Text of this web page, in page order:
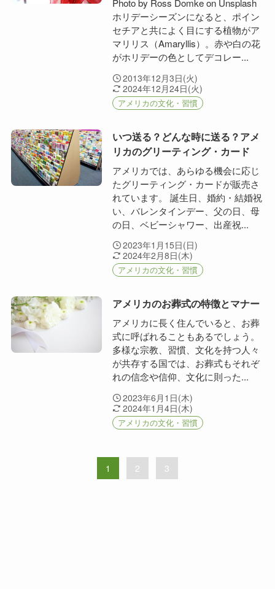
Photo by Ross Domke on Unsplash
ホリデーシーズンになると、ポイン
セチアと共によく目にする植物がア
マリリス（Amaryllis）。赤や白の花
がホリデーの色としてデコレー...
2013年12月3日(火)
2024年12月24日(火)
アメリカの文化・習慣
いつ送る？どんな時に送る？アメ
リカのグリーティング・カード
アメリカでは、あらゆる機会に応じ
たグリーティング・カードが販売さ
れています。 誕生日、婚約・結婚祝
い、バレンタインデー、父の日、母
の日、ベビーシャワー、出産祝...
2023年1月15日(日)
2024年2月8日(木)
アメリカの文化・習慣
アメリカのお葬式の特徴とマナー
アメリカに長く住んでいると、お葬
式に呼ばれることもあるでしょう。
多様な宗教、習慣、文化を持つ人々
が共存する国では、お葬式もそれぞ
れの信念や信仰、文化に則った...
2023年6月1日(木)
2024年1月4日(木)
アメリカの文化・習慣
1 2 3